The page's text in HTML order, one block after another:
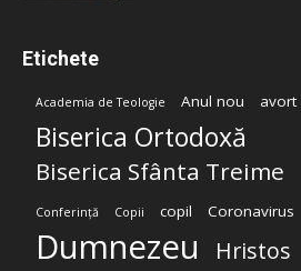
Etichete
Academia de Teologie Anul nou avort
Biserica Ortodoxă
Biserica Sfânta Treime
Conferință Copii copil Coronavirus
Dumnezeu Hristos